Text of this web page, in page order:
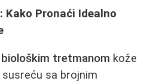
Kako Pronaći Idealno
biološkim tretmanom kože
sa brojnim